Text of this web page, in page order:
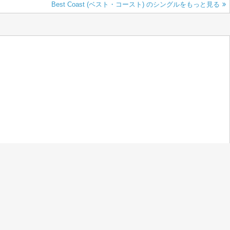
Best Coast (ベスト・コースト) のシングルをもっと見る